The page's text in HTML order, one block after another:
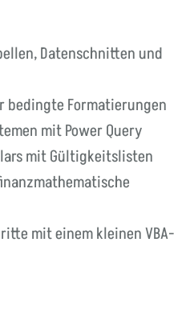
Datenschnitten und
bedingte Formatierungen
mit Power Query
mit Gültigkeitslisten
mit einem kleinen VBA-